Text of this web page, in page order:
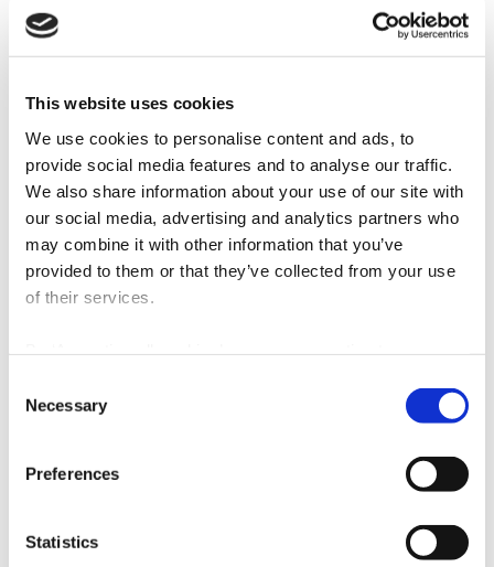
This website uses cookies
We use cookies to personalise content and ads, to
provide social media features and to analyse our traffic.
We also share information about your use of our site with
our social media, advertising and analytics partners who
may combine it with other information that you’ve
provided to them or that they’ve collected from your use
of their services.
personalisation and advertising categories, in accordance
Selection
Necessary
Preferences
Statistics
internacional.”
“A nossa experiência irá permitir-nos
também oferecer uma excelente
experiência do passageiro e
soluções de elevada
sustentabilidade e performance
Senior Partner and CEO
As soluções previstas para o Novo Terminal ainda estão em
estudo, mas deverão incluir a maximização da iluminação e
eficientes e a instalação de sistemas de reutilização de águas